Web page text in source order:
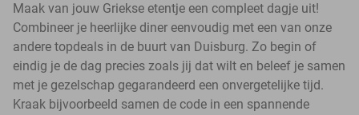
Maak van jouw Griekse etentje een compleet dagje uit!
Combineer je heerlijke diner eenvoudig met een van onze
andere topdeals in de buurt van Duisburg. Zo begin of
eindig je de dag precies zoals jij dat wilt en beleef je samen
met je gezelschap gegarandeerd een onvergetelijke tijd.
Kraak bijvoorbeeld samen de code in een spannende